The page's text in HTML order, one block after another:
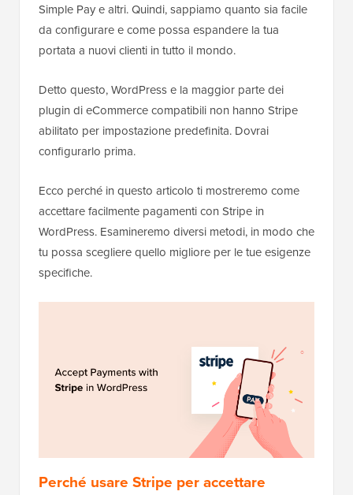
Simple Pay e altri. Quindi, sappiamo quanto sia facile
da configurare e come possa espandere la tua
portata a nuovi clienti in tutto il mondo.
Detto questo, WordPress e la maggior parte dei
plugin di eCommerce compatibili non hanno Stripe
abilitato per impostazione predefinita. Dovrai
configurarlo prima.
Ecco perché in questo articolo ti mostreremo come
accettare facilmente pagamenti con Stripe in
WordPress. Esamineremo diversi metodi, in modo che
tu possa scegliere quello migliore per le tue esigenze
specifiche.
Perché usare Stripe per accettare